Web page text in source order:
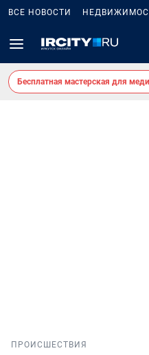
ВСЕ НОВОСТИ
Бесплатная мастерская для
ПРОИСШЕСТВИЯ